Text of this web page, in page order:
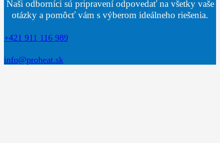
Naši odborníci sú pripravení odpovedať na všetky vaše
otázky a pomôcť vám s výberom ideálneho riešenia.
+421 911 116 989
info@proheat.sk